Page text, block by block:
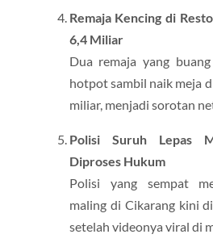
Remaja Kencing di
6,4 Miliar
Dua remaja yang
hotpot sambil naik meja
miliar, menjadi sorotan
Polisi Suruh Lepas
Diproses Hukum
Polisi yang sempat
maling di Cikarang kini
setelah videonya viral di